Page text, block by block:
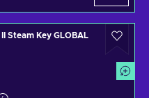
Steam Key GLOBAL